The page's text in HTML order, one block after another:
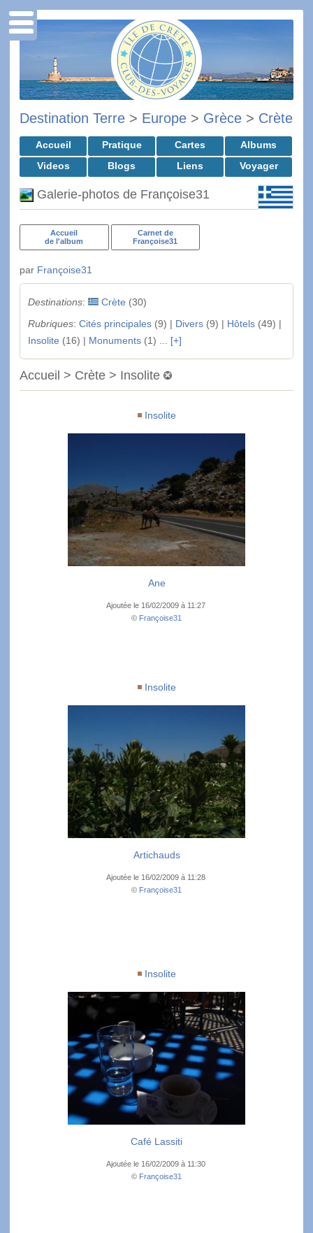
Destination Terre > Europe > Grèce > Crète
Accueil Pratique Cartes
Albums
Videos
Blogs Liens Voyager
Galerie-photos de Françoise31
Accueil
de l'album
Carnet de
Françoise31
par Françoise31
Destinations: Crète (30)
Rubriques: Cités principales(9) | Divers(9) | Hôtels(49) |
Insolite (16) | Monuments(1) ... [+]
Accueil > Crète > Insolite
Insolite
Ane
Ajoutée le 16/02/2009 à 11:27
© Françoise31
Insolite
Artichauds
Ajoutée le 16/02/2009 à 11:28
© Françoise31
Insolite
Café Lassiti
Ajoutée le 16/02/2009 à 11:30
© Françoise31